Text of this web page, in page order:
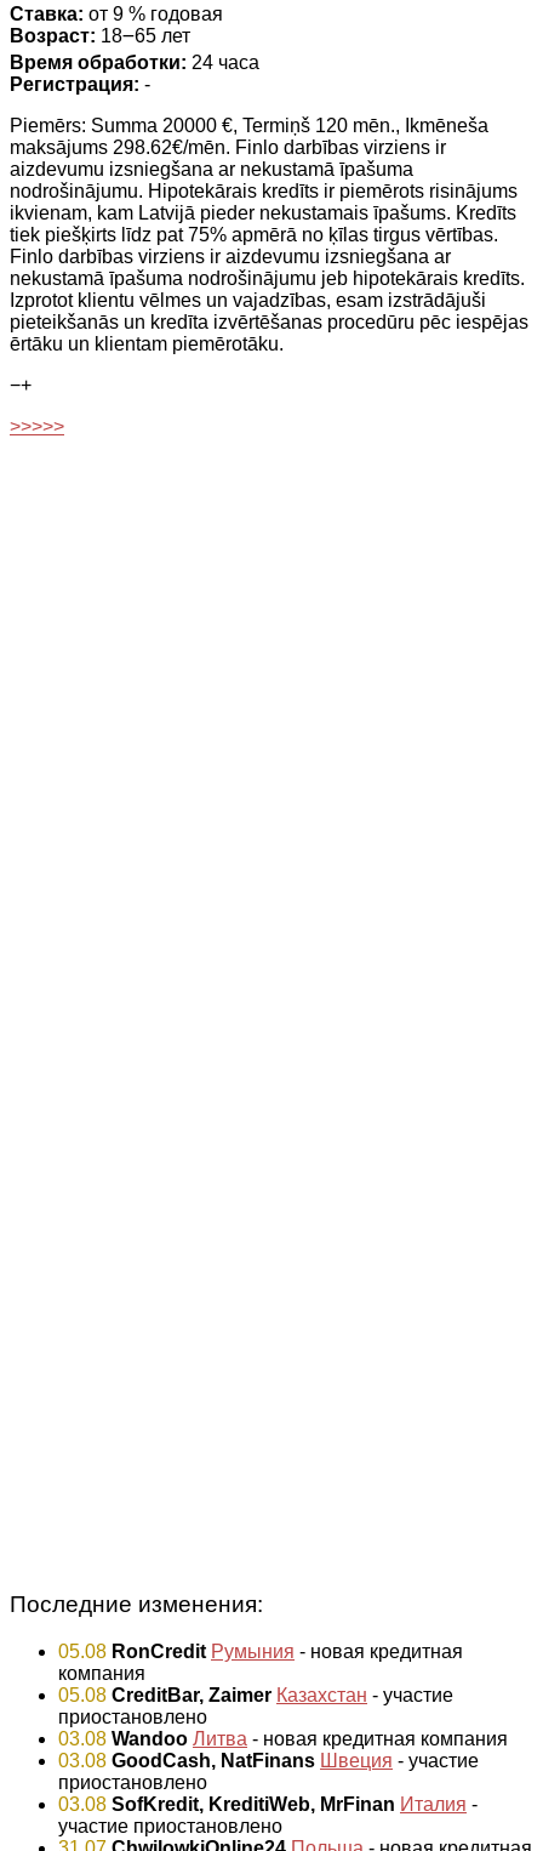
Ставка: от 9 % годовая
Возраст: 18౼65 лет
Время обработки: 24 часа
Регистрация: -
Piemērs: Summa 20000 €, Termiņš 120 mēn., Ikmēneša
maksājums 298.62€/mēn. Finlo darbības virziens ir
aizdevumu izsniegšana ar nekustamā īpašuma
nodrošinājumu. Hipotekārais kredīts ir piemērots risinājums
ikvienam, kam Latvijā pieder nekustamais īpašums. Kredīts
tiek piešķirts līdz pat 75% apmērā no ķīlas tirgus vērtības.
Finlo darbības virziens ir aizdevumu izsniegšana ar
nekustamā īpašuma nodrošinājumu jeb hipotekārais kredīts.
Izprotot klientu vēlmes un vajadzības, esam izstrādājuši
pieteikšanās un kredīta izvērtēšanas procedūru pēc iespējas
ērtāku un klientam piemērotāku.
−+
>>>>>
Последние изменения:
05.08 RonCredit Румыния - новая кредитная
компания
05.08 CreditBar, Zaimer Казахстан - участие
приостановлено
03.08 Wandoo Литва - новая кредитная компания
03.08 GoodCash, NatFinans Швеция - участие
приостановлено
03.08 SofKredit, KreditiWeb, MrFinan Италия -
участие приостановлено